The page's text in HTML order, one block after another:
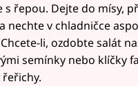
řepou. Dejte do mísy,
nechte v chladničce
li, ozdobte salát
semínky nebo klíčky